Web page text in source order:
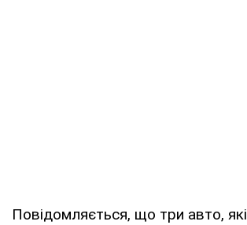
Повідомляється, що три авто, які